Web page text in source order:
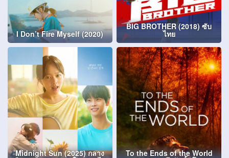
I Don’t Fire Myself (2020)
BIG BROTHER (2018) ซับ
ไทย
Midnight Sun (2025) กลาง To the Ends of the World